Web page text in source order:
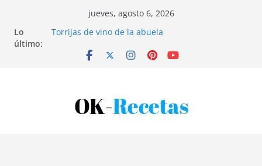
contenido
jueves, agosto 6, 2026
Lo
último:
Torrijas de vino de la abuela
Bandeja de pescaíto frito